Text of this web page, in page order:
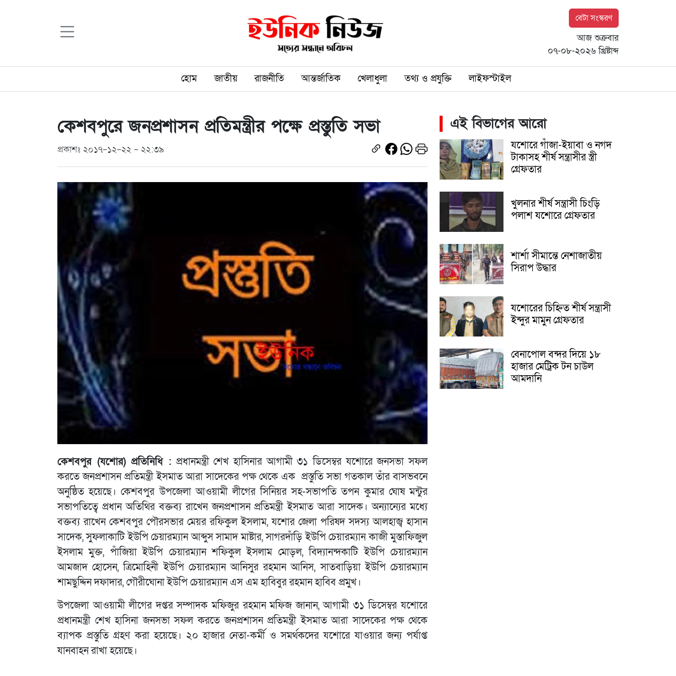
বেটা সংস্করণ
আজ শুক্রবার
০৭-০৮-২০২৬ খ্রিষ্টাব্দ
হোম জাতীয় রাজনীতি আন্তর্জাতিক খেলাধুলা তথ্য ও প্রযুক্তি লাইফস্টাইল
কেশবপুরে জনপ্রশাসন প্রতিমন্ত্রীর পক্ষে প্রস্তুতি সভা
প্রকাশঃ ২০১৭-১২-২২ - ২২:৩৯
কেশবপুর (যশোর) প্রতিনিধি : প্রধানমন্ত্রী শেখ হাসিনার আগামী ৩১ ডিসেম্বর যশোরে জনসভা সফল
করতে জনপ্রশাসন প্রতিমন্ত্রী ইসমাত আরা সাদেকের পক্ষ থেকে এক প্রস্তুতি সভা গতকাল তাঁর বাসভবনে
অনুষ্ঠিত হয়েছে। কেশবপুর উপজেলা আওয়ামী লীগের সিনিয়র সহ-সভাপতি তপন কুমার ঘোষ মন্টুর
সভাপতিত্বে প্রধান অতিথির বক্তব্য রাখেন জনপ্রশাসন প্রতিমন্ত্রী ইসমাত আরা সাদেক। অন্যান্যের মধ্যে
বক্তব্য রাখেন কেশবপুর পৌরসভার মেয়র রফিকুল ইসলাম, যশোর জেলা পরিষদ সদস্য আলহাজ্ব হাসান
সাদেক, সুফলাকাটি ইউপি চেয়ারম্যান আব্দুস সামাদ মাষ্টার, সাগরদাঁড়ি ইউপি চেয়ারম্যান কাজী মুস্তাফিজুল
ইসলাম মুক্ত, পাঁজিয়া ইউপি চেয়ারম্যান শফিকুল ইসলাম মোড়ল, বিদ্যানন্দকাটি ইউপি চেয়ারম্যান
আমজাদ হোসেন, ত্রিমোহিনী ইউপি চেয়ারম্যান আনিসুর রহমান আনিস, সাতবাড়িয়া ইউপি চেয়ারম্যান
শামছুদ্দিন দফাদার, গৌরীঘোনা ইউপি চেয়ারম্যান এস এম হাবিবুর রহমান হাবিব প্রমুখ।
উপজেলা আওয়ামী লীগের দপ্তর সম্পাদক মফিজুর রহমান মফিজ জানান, আগামী ৩১ ডিসেম্বর যশোরে
প্রধানমন্ত্রী শেখ হাসিনা জনসভা সফল করতে জনপ্রশাসন প্রতিমন্ত্রী ইসমাত আরা সাদেকের পক্ষ থেকে
ব্যাপক প্রস্তুতি গ্রহণ করা হয়েছে। ২০ হাজার নেতা-কর্মী ও সমর্থকদের যশোরে যাওয়ার জন্য পর্যাপ্ত
যানবাহন রাখা হয়েছে।
এই বিভাগের আরো
যশোরে গাঁজা-ইয়াবা ও নগদ
টাকাসহ শীর্ষ সন্ত্রাসীর স্ত্রী
গ্রেফতার
খুলনার শীর্ষ সন্ত্রাসী চিংড়ি
পলাশ যশোরে গ্রেফতার
শার্শা সীমান্তে নেশাজাতীয়
সিরাপ উদ্ধার
যশোরের চিহ্নিত শীর্ষ সন্ত্রাসী
ইন্দুর মামুন গ্রেফতার
বেনাপোল বন্দর দিয়ে ১৮
হাজার মেট্রিক টন চাউল
আমদানি